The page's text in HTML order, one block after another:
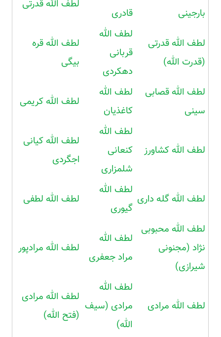
بارجینی
قادری
لطف الله قدرتی
لطف الله قدرتی
(قدرت الله)
لطف الله
قربانی
دهکردی
لطف الله قره
بیگی
لطف الله قصابی
سینی
لطف الله
کاغذیان
لطف الله کریمی
لطف الله کشاورز
لطف الله
کنعانی
شلمزاری
لطف الله کیانی
اجگردی
لطف الله گله داری
لطف الله
گیوری
لطف الله لطفی
لطف الله محبوبی
نژاد (مجنونی
شیرازی)
لطف الله
مراد جعفری
لطف الله مرادپور
لطف الله مرادی
لطف الله
مرادی (سیف
الله)
لطف الله مرادی
(فتح الله)